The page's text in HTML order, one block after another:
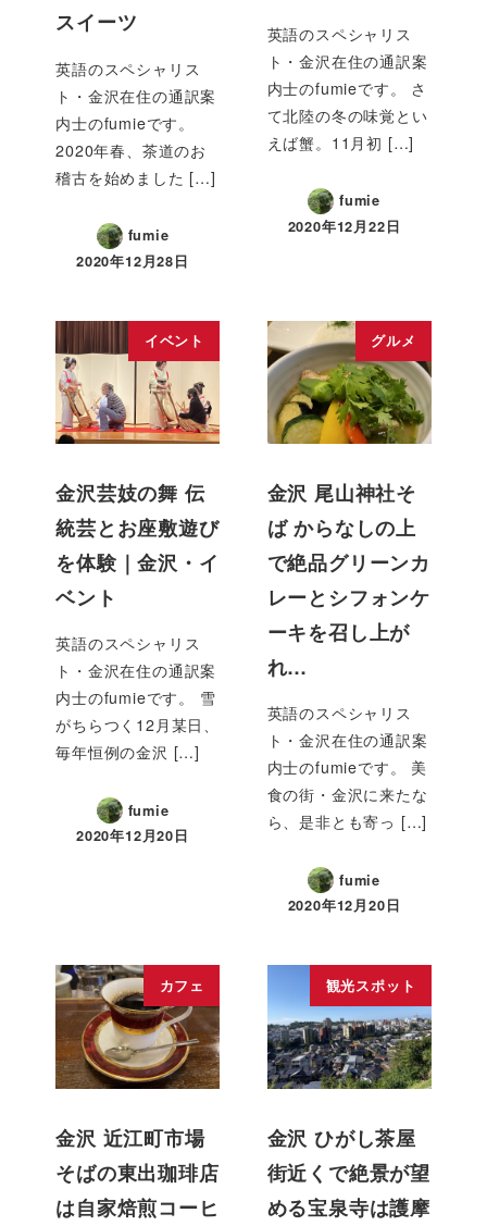
スイーツ
英語のスペシャリス
ト・金沢在住の通訳案
内士のfumieです。
2020年春、茶道のお
稽古を始めました […]
fumie
2020年12月28日
英語のスペシャリス
ト・金沢在住の通訳案
内士のfumieです。 さ
て北陸の冬の味覚とい
えば蟹。11月初 […]
fumie
2020年12月22日
イベント
金沢芸妓の舞 伝
統芸とお座敷遊び
を体験｜金沢・イ
ベント
英語のスペシャリス
ト・金沢在住の通訳案
内士のfumieです。 雪
がちらつく12月某日、
毎年恒例の金沢 […]
fumie
2020年12月20日
グルメ
金沢 尾山神社そ
ば からなしの上
で絶品グリーンカ
レーとシフォンケ
ーキを召し上が
れ…
英語のスペシャリス
ト・金沢在住の通訳案
内士のfumieです。 美
食の街・金沢に来たな
ら、是非とも寄っ […]
fumie
2020年12月20日
カフェ
金沢 近江町市場
そばの東出珈琲店
は自家焙煎コーヒ
観光スポット
金沢 ひがし茶屋
街近くで絶景が望
める宝泉寺は護摩